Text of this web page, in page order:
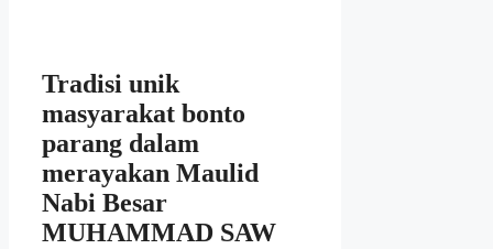
Tradisi unik
masyarakat bonto
parang dalam
merayakan Maulid
Nabi Besar
MUHAMMAD SAW